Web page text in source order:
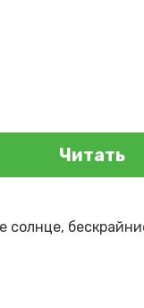
Читать